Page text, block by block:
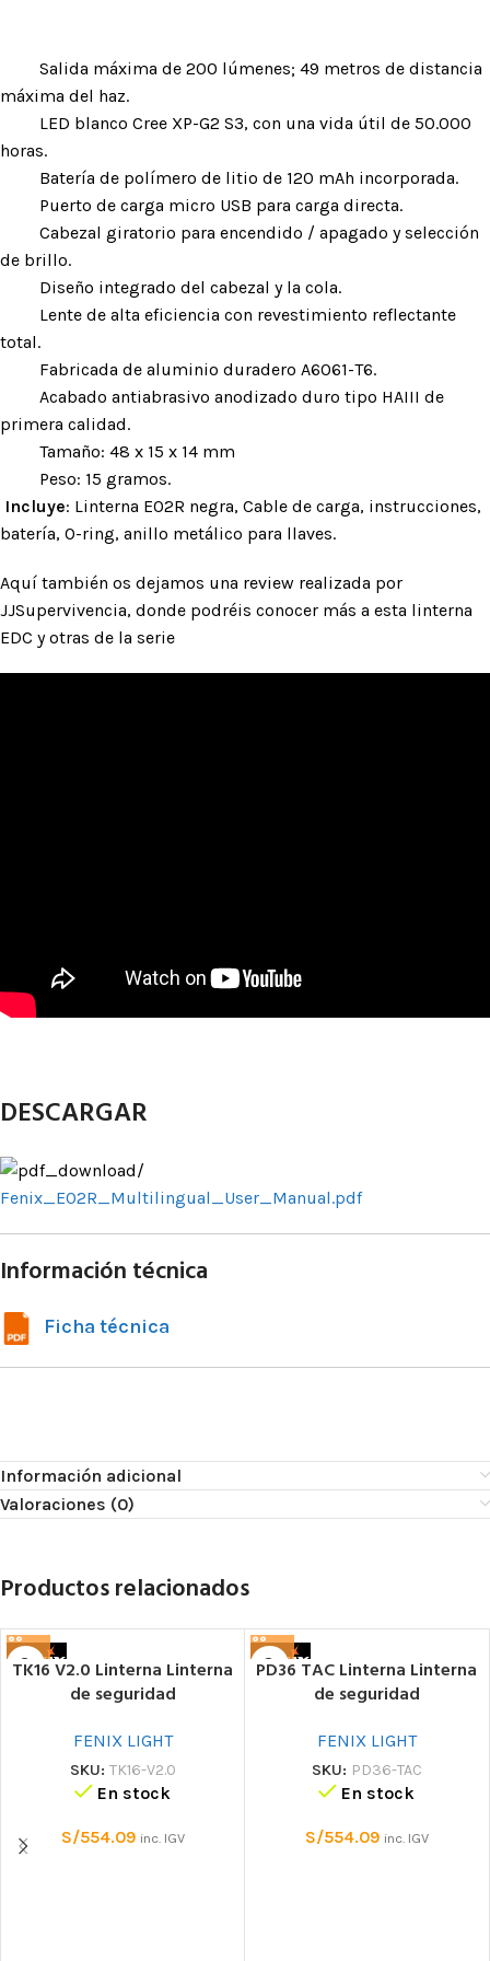
Salida máxima de 200 lúmenes; 49 metros de distancia
máxima del haz.
LED blanco Cree XP-G2 S3, con una vida útil de 50.000
horas.
Batería de polímero de litio de 120 mAh incorporada.
Puerto de carga micro USB para carga directa.
Cabezal giratorio para encendido / apagado y selección
de brillo.
Diseño integrado del cabezal y la cola.
Lente de alta eficiencia con revestimiento reflectante
total.
Fabricada de aluminio duradero A6061-T6.
Acabado antiabrasivo anodizado duro tipo HAIII de
primera calidad.
Tamaño: 48 x 15 x 14 mm
Peso: 15 gramos.
Incluye: Linterna E02R negra, Cable de carga, instrucciones,
batería, O-ring, anillo metálico para llaves.
Aquí también os dejamos una review realizada por
JJSupervivencia, donde podréis conocer más a esta linterna
EDC y otras de la serie
DESCARGAR
Fenix_E02R_Multilingual_User_Manual.pdf
Información técnica
Ficha técnica
Información adicional
Valoraciones (0)
Productos relacionados
TK16 V2.0 Linterna Linterna
de seguridad
FENIX LIGHT
SKU: TK16-V2.0
En stock
S/554.09 inc. IGV
PD36 TAC Linterna Linterna
de seguridad
FENIX LIGHT
SKU: PD36-TAC
En stock
S/554.09 inc. IGV